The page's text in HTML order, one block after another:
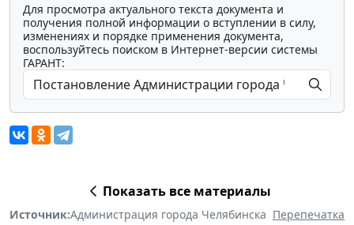
Для просмотра актуального текста документа и
получения полной информации о вступлении в силу,
изменениях и порядке применения документа,
воспользуйтесь поиском в Интернет-версии системы
ГАРАНТ:
Показать все материалы
Источник:Администрация города Челябинска Перепечатка